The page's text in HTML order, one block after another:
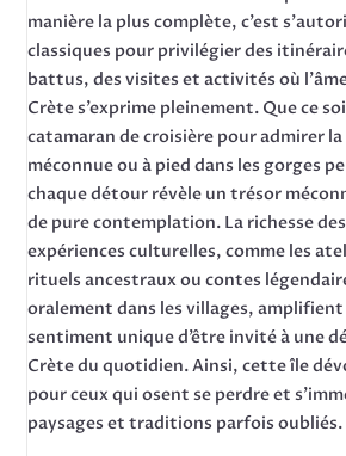
manière la plus complète, c’est
classiques pour privilégier des
battus, des visites et activités où
Crète s’exprime pleinement. Que ce
catamaran de croisière pour admirer
méconnue ou à pied dans les gorges
chaque détour révèle un trésor
de pure contemplation. La richesse
expériences culturelles, comme les
rituels ancestraux ou contes
oralement dans les villages, amplifient
sentiment unique d’être invité à une
Crète du quotidien. Ainsi, cette île
pour ceux qui osent se perdre et
paysages et traditions parfois oubliés.